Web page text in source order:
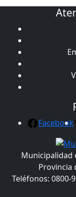
Facebook
Municipalidad
Provincia
Teléfonos: 0800-